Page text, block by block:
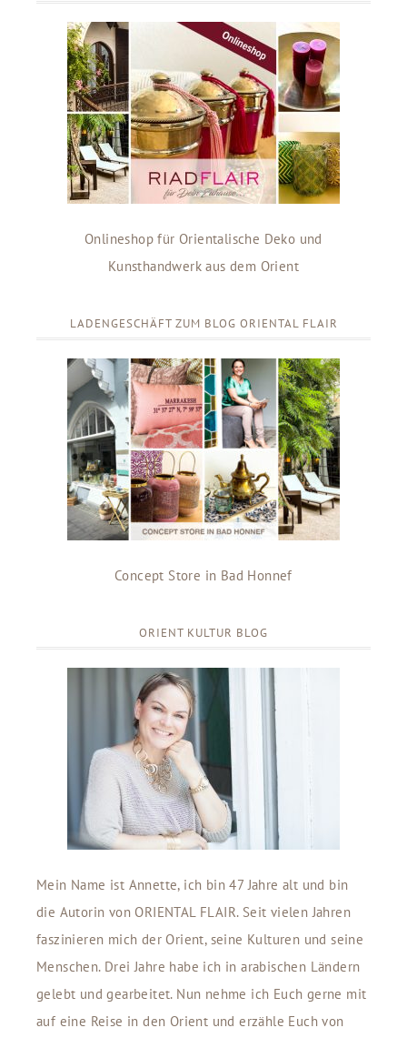
Onlineshop für Orientalische Deko und
Kunsthandwerk aus dem Orient
LADENGESCHÄFT ZUM BLOG ORIENTAL FLAIR
Concept Store in Bad Honnef
ORIENT KULTUR BLOG
Mein Name ist Annette, ich bin 47 Jahre alt und bin
die Autorin von ORIENTAL FLAIR. Seit vielen Jahren
faszinieren mich der Orient, seine Kulturen und seine
Menschen. Drei Jahre habe ich in arabischen Ländern
gelebt und gearbeitet. Nun nehme ich Euch gerne mit
auf eine Reise in den Orient und erzähle Euch von